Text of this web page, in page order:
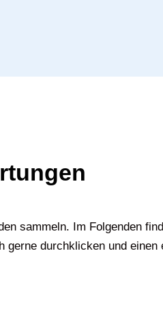
sammeln. Im Folgenden
durchklicken und